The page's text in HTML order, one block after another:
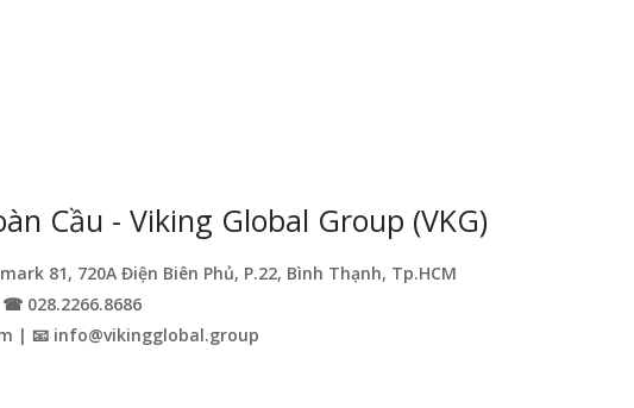
Cầu - Viking Global Group (VKG)
81, 720A Điện Biên Phủ, P.22, Bình Thạnh, Tp.HCM
☎ 028.2266.8686
| 📧 info@vikingglobal.group